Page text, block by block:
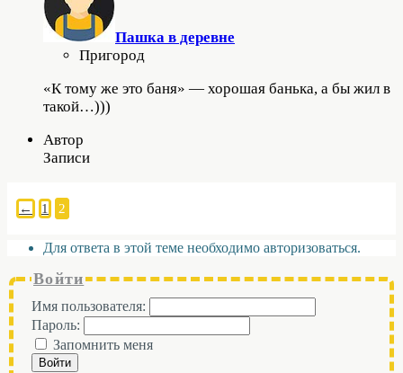
Пашка в деревне
Пригород
«К тому же это баня» — хорошая банька, а бы жил в
такой…)))
Автор
Записи
← 1 2
Для ответа в этой теме необходимо авторизоваться.
Войти
Имя пользователя:
Пароль:
Запомнить меня
Войти